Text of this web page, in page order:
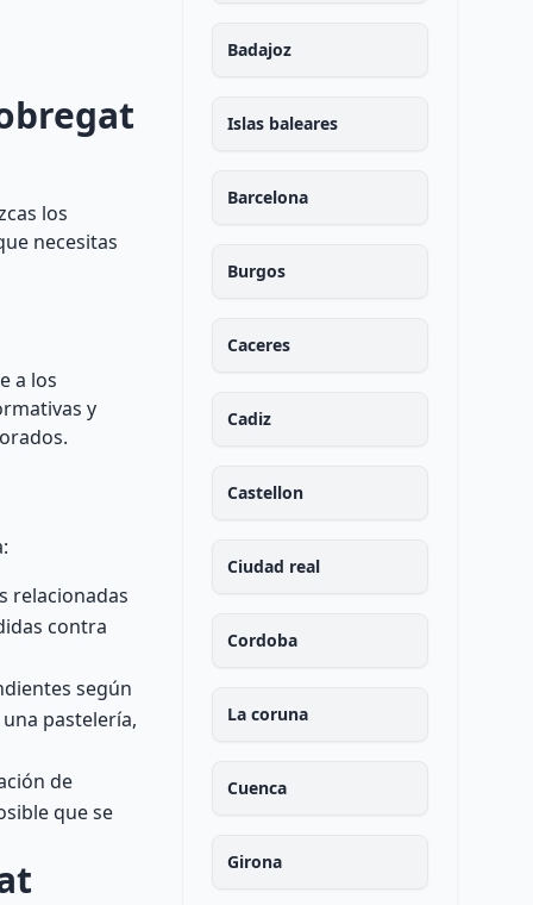
los
necesitas
a los
y
relacionadas
contra
según
pastelería,
de
que se
Badajoz
Islas baleares
Barcelona
Burgos
Caceres
Cadiz
Castellon
Ciudad real
Cordoba
La coruna
Cuenca
Girona